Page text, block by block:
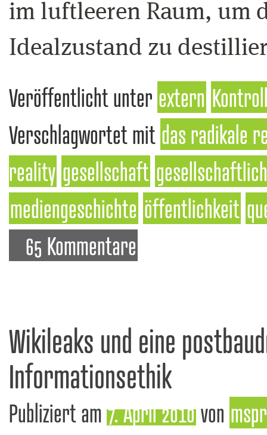
im luftleeren Raum, um
Idealzustand zu
Veröffentlicht unter extern
Verschlagwortet mit das radikale
reality gesellschaft
mediengeschichte öffentlichkeit
65 Kommentare
Wikileaks und eine
Informationsethik
Publiziert am 7. April 2010von